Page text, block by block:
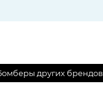
других брендов